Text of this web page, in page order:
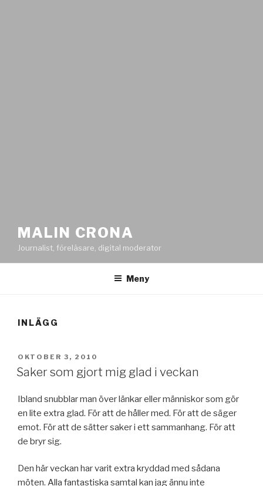
MALIN CRONA
Journalist, föreläsare, digital moderator
Meny
INLÄGG
PUBLICERAT
OKTOBER 3, 2010
Saker som gjort mig glad i veckan
Ibland snubblar man över länkar eller människor som gör
en lite extra glad. För att de håller med. För att de säger
emot. För att de sätter saker i ett sammanhang. För att
de bryr sig.
Den här veckan har varit extra kryddad med sådana
möten. Alla fantastiska samtal kan jag ännu inte